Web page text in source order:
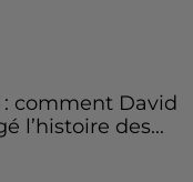
: comment David
l’histoire des...